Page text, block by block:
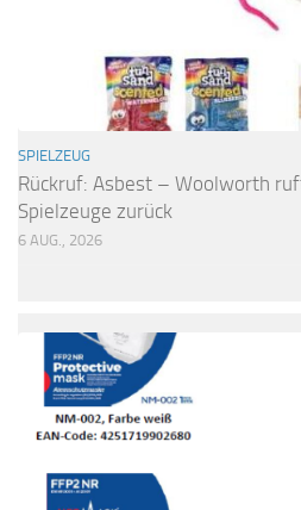
SPIELZEUG
Rückruf: Asbest – Woolworth
Spielzeuge zurück
6 AUG., 2026